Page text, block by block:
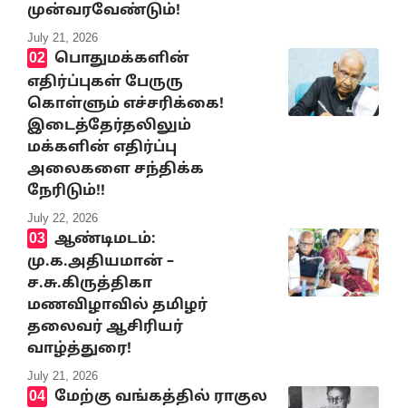
முன்வரவேண்டும்!
July 21, 2026
பொதுமக்களின்
எதிர்ப்புகள் பேருரு
கொள்ளும் எச்சரிக்கை!
இடைத்தேர்தலிலும்
மக்களின் எதிர்ப்பு
அலைகளை சந்திக்க
நேரிடும்!!
July 22, 2026
ஆண்டிமடம்:
மு.க.அதியமான் –
ச.சு.கிருத்திகா
மணவிழாவில் தமிழர்
தலைவர் ஆசிரியர்
வாழ்த்துரை!
July 21, 2026
மேற்கு வங்கத்தில் ராகுல